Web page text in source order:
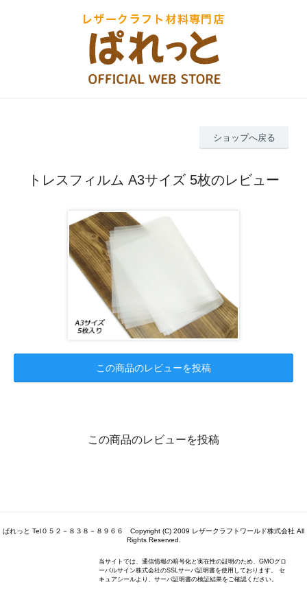
ショップへ戻る
トレスフィルム A3サイズ 5枚のレビュー
この商品のレビューを投稿
この商品のレビューを投稿
ぱれっと Tel０５２－８３８－８９６６ Copyright (C) 2009 レザークラフトワールド株式会社 All
Rights Reserved.
当サイトでは、通信情報の暗号化と実在性の証明のため、GMOグロ
ーバルサイン株式会社のSSLサーバ証明書を使用しております。 セ
キュアシールより、サーバ証明書の検証結果をご確認ください。